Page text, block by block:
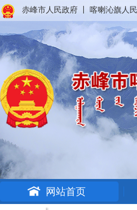
赤峰市人民政府 喀喇沁旗人
网站首页